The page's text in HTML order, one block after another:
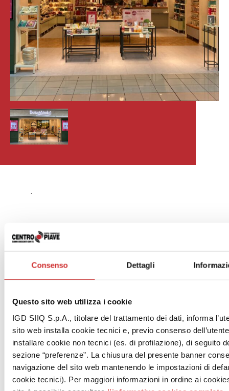
Consenso Dettagli
Questo sito web utilizza i cookie
IGD SIIQ S.p.A., titolare del trattamento dei dati, informa
sito web installa cookie tecnici e, previo consenso
installare cookie non tecnici (es. di profilazione), di seguito
sezione “preferenze”. La chiusura del presente banner
navigazione del sito web mantenendo le impostazioni di
cookie tecnici). Per maggiori informazioni in ordine ai
.